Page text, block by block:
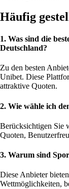
Häufig
1. Was sind die
Deutschland?
Zu den besten
Unibet. Diese
attraktive Quoten.
2. Wie wähle ich
Berücksichtigen Sie
Quoten,
3. Warum sind
Diese Anbieter
Wettmöglichkeiten,